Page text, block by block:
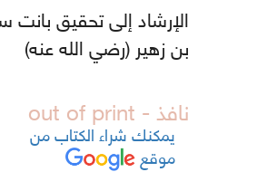
الإرشاد إلى تحقيق
بن زهير (رضي الله عنه)
نافذ - out of print
يمكنك شراء الكتاب من
موقع